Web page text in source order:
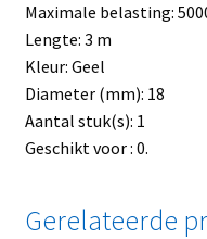
Maximale belasting:
Lengte: 3 m
Kleur: Geel
Diameter (mm): 18
Aantal stuk(s): 1
Geschikt voor : 0.
Gerelateerde